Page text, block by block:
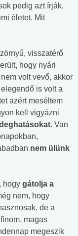
pedig azt írják,
életet. Mit
visszatérő
hogy nyári
volt vevő, akkor
is volt a
azért meséltem
kell vigyázni
. Van
nem ülünk
hogy gátolja a
nem, hogy
de a
magas
megeszik